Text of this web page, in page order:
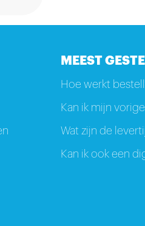
MEEST
Hoe werkt
Kan ik mijn
Wat zijn de
Kan ik ook een